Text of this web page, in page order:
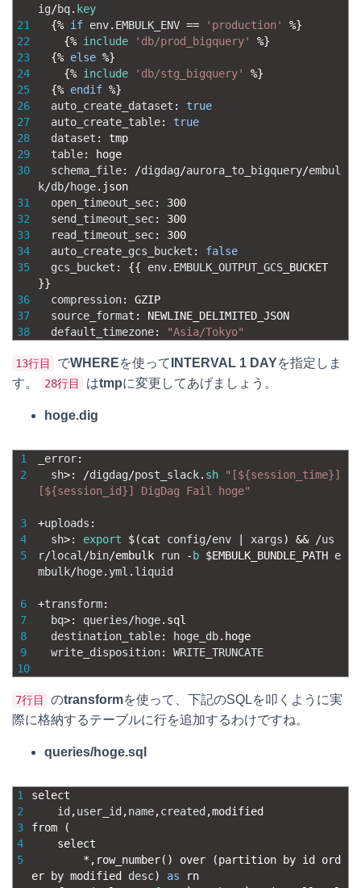
21
22
23
24
25
26
27
28
29
30
31
32
33
34
35
36
37
38
ig/bq. key
{% if env. EMBULK_ENV == 'production' %}
{% include 'db/prod_bigquery' %}
{% else %}
{% include 'db/stg_bigquery' %}
{% endif %}
auto_create_dataset :
true
auto_create_table:
true
dataset :
tmp
table:
hoge
schema_file: /digdag/aurora_to_bigquery/embul
k/db/hoge. json
open_timeout_sec:
300
send_timeout_sec:
300
read_timeout_sec:
300
auto_create_gcs_bucket :
false
gcs_bucket : {{ env. EMBULK_OUTPUT_GCS BUCKET
}}
compression:
GZIP
source_format :
NEWLINE_DELIMITED_JSON
default_timezone: "Asia/Tokyo"
13行目 でWHEREを使って INTERVAL 1 DAYを指定しま
す。
28行目 はtmpに変更してあげましょう。
hoge.dig
1
2
3
4
5
6
7
8
9
10
_error:
sh>: /digdag/post_slack. sh
"[${session_time}]
[${session_id}] DigDag Fail hoge"
+uploads :
sh>: export $(cat config/env xargs) && /us
r/local/bin/embulk run - b $EMBULK_BUNDLE_PATH e
mbulk/hoge. yml . liquid
+transform:
bq>: queries/hoge. sql
destination_table: hoge_db. hoge
write_disposition: WRITE_TRUNCATE
7行目 のtransformを使って、下記のSQLを叩くように実
際に格納するテーブルに行を追加するわけですね。
queries/hoge.sql
1
2
3
4
5
select
id ,user_id ,name,created ,modified
from
(
select
* , row_number( ) over (partition by id ord
er
by modified desc) as
rn